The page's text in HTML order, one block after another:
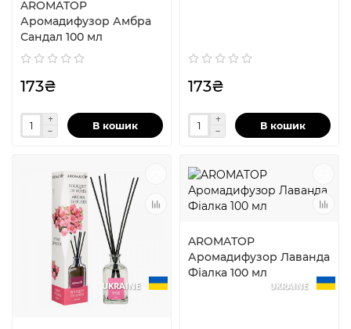
AROMATOP
Аромадифузор Амбра
Сандал 100 мл
173₴
В кошик
173₴
В кошик
UKRAINE
AROMATOP
Аромадифузор Лаванда
Фіалка 100 мл
UKRAINE